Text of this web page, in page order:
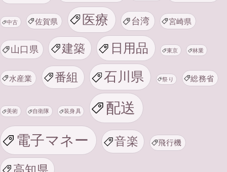
中古 佐賀県 医療 台湾 宮崎県
山口県 建築 日用品 東京 林業
水産業 番組 石川県 祭り 総務省
美術 自衛隊 装身具 配送
電子マネー 音楽 飛行機
高知県